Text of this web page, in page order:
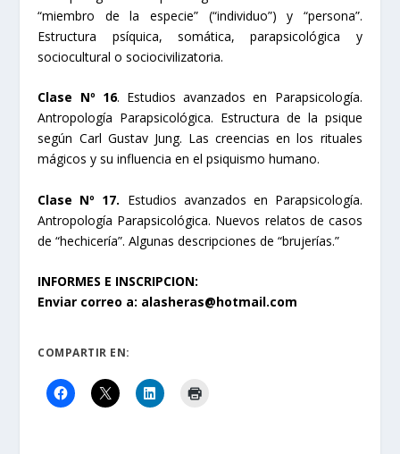
“miembro de la especie” (“individuo”) y “persona”.
Estructura psíquica, somática, parapsicológica y
sociocultural o sociocivilizatoria.
Clase Nº 16. Estudios avanzados en Parapsicología.
Antropología Parapsicológica. Estructura de la psique
según Carl Gustav Jung. Las creencias en los rituales
mágicos y su influencia en el psiquismo humano.
Clase Nº 17. Estudios avanzados en Parapsicología.
Antropología Parapsicológica. Nuevos relatos de casos
de “hechicería”. Algunas descripciones de “brujerías.”
INFORMES E INSCRIPCION:
Enviar correo a: alasheras@hotmail.com
COMPARTIR EN: